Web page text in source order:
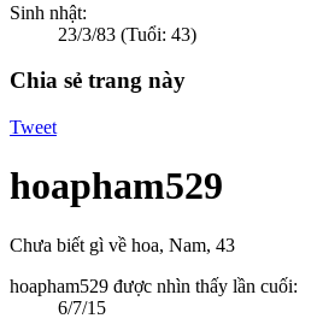
Sinh nhật:
23/3/83 (Tuổi: 43)
Chia sẻ trang này
Tweet
hoapham529
Chưa biết gì về hoa, Nam, 43
hoapham529 được nhìn thấy lần cuối:
6/7/15